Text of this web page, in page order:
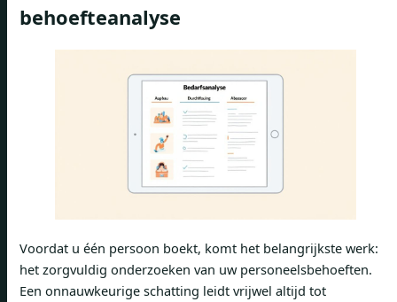
behoefteanalyse
Voordat u één persoon boekt, komt het belangrijkste werk:
het zorgvuldig onderzoeken van uw personeelsbehoeften.
Een onnauwkeurige schatting leidt vrijwel altijd tot